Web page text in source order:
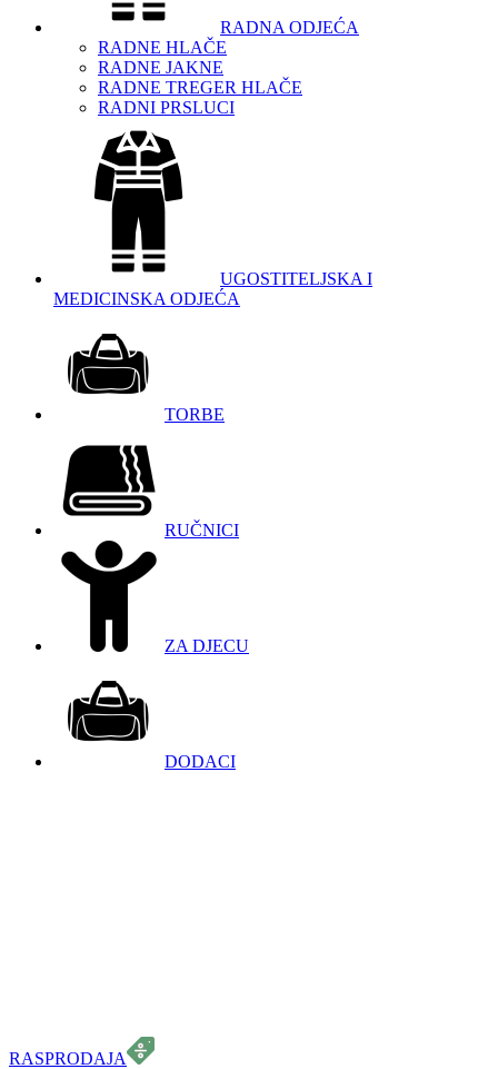
RADNA ODJEĆA
RADNE HLAČE
RADNE JAKNE
RADNE TREGER HLAČE
RADNI PRSLUCI
UGOSTITELJSKA I
MEDICINSKA ODJEĆA
TORBE
RUČNICI
ZA DJECU
DODACI
RASPRODAJA